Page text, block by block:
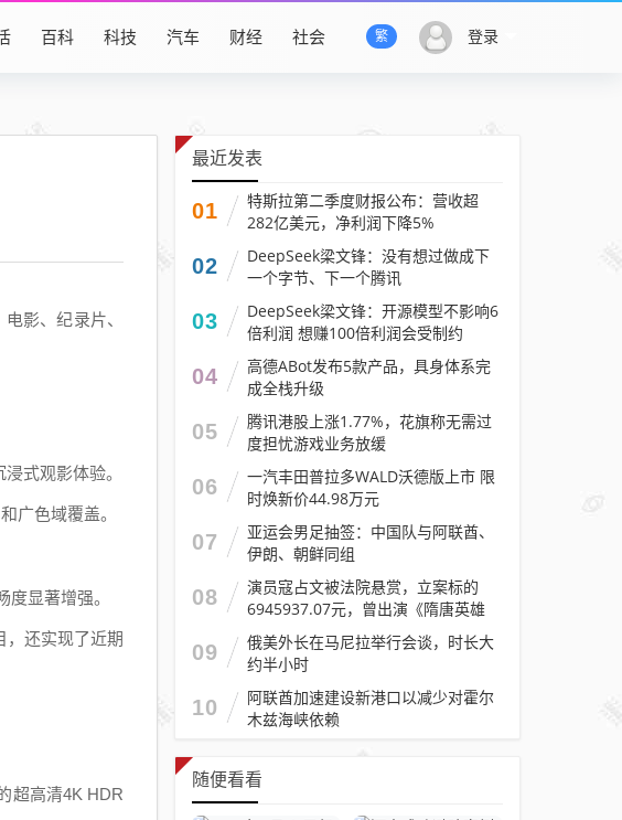
登录
繁
百科 科技 汽车 财经 社会
影、纪录片、
式观影体验。
广色域覆盖。
显著增强。
还实现了近期
超高清4K HDR
最近发表
01
特斯拉第二季度财报公布：营收超
282亿美元，净利润下降5%
02
DeepSeek梁文锋：没有想过做成下
一个字节、下一个腾讯
03
DeepSeek梁文锋：开源模型不影响6
倍利润 想赚100倍利润会受制约
04
高德ABot发布5款产品，具身体系完
成全栈升级
05
腾讯港股上涨1.77%，花旗称无需过
度担忧游戏业务放缓
06
一汽丰田普拉多WALD沃德版上市 限
时焕新价44.98万元
07
亚运会男足抽签：中国队与阿联酋、
伊朗、朝鲜同组
08
演员寇占文被法院悬赏，立案标的
6945937.07元，曾出演《隋唐英雄
传》《逐玉》《镖人》等
09
俄美外长在马尼拉举行会谈，时长大
约半小时
10
阿联酋加速建设新港口以减少对霍尔
木兹海峡依赖
随便看看